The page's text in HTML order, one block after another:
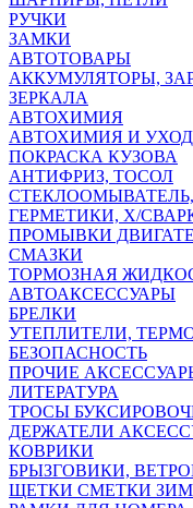
РУЧКИ
ЗАМКИ
АВТОТОВАРЫ
АККУМУЛЯТОРЫ,
ЗЕРКАЛА
АВТОХИМИЯ
АВТОХИМИЯ И УХОД
ПОКРАСКА КУЗОВА
АНТИФРИЗ, ТОСОЛ
ГЕРМЕТИКИ, Х/
ПРОМЫВКИ
СМАЗКИ
ТОРМОЗНАЯ
АВТОАКСЕССУАРЫ
БРЕЛКИ
УТЕПЛИТЕЛИ,
БЕЗОПАСНОСТЬ
ПРОЧИЕ
ЛИТЕРАТУРА
ТРОСЫ
ДЕРЖАТЕЛИ
КОВРИКИ
БРЫЗГОВИКИ,
ЩЕТКИ СМЕТКИ